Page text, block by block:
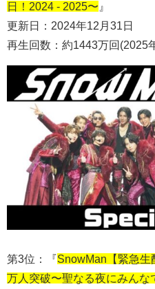
日！2024 - 2025〜 』
更新日：2024年12月31日
再生回数：約1443万回(2025
第3位：『SnowMan【緊急生
万人突破〜聖なる夜にみんな